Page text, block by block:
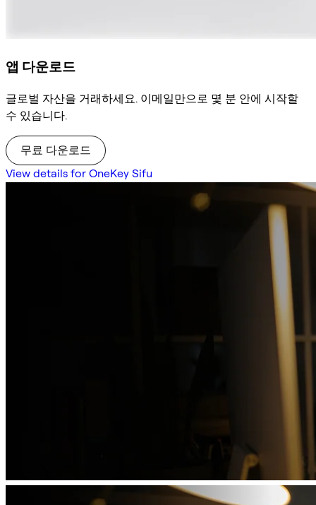
앱 다운로드
글로벌 자산을 거래하세요. 이메일만으로 몇 분 안에 시작할
수 있습니다.
무료 다운로드
View details for OneKey Sifu